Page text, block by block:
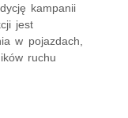
kampanii
jest
w pojazdach,
ruchu